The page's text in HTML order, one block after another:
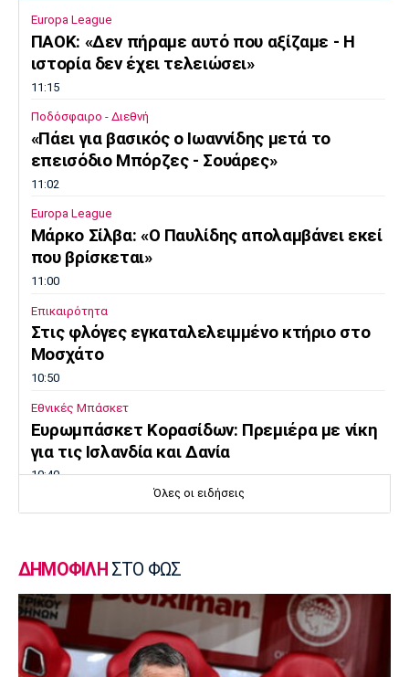
Europa League
ΠΑΟΚ: «Δεν πήραμε αυτό που αξίζαμε - Η
ιστορία δεν έχει τελειώσει»
11:15
Ποδόσφαιρο - Διεθνή
«Πάει για βασικός ο Ιωαννίδης μετά το
επεισόδιο Μπόρζες - Σουάρες»
11:02
Europa League
Μάρκο Σίλβα: «Ο Παυλίδης απολαμβάνει εκεί
που βρίσκεται»
11:00
Επικαιρότητα
Στις φλόγες εγκαταλελειμμένο κτήριο στο
Μοσχάτο
10:50
Εθνικές Μπάσκετ
Ευρωμπάσκετ Κορασίδων: Πρεμιέρα με νίκη
για τις Ισλανδία και Δανία
10:40
Στοίχημα
ΦΩΣ στο Στοίχημα: Κίνητρο η Σάντεφιορντ
10:20
EuroLeague
Όλες οι ειδήσεις
ΔΗΜΟΦΙΛΗ ΣΤΟ ΦΩΣ